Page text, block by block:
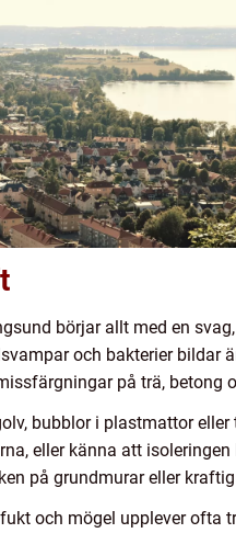
börjar allt med en
och bakterier bildar
på trä, betong
bubblor i plastmattor
eller känna att
på grundmurar eller
och mögel upplever ofta